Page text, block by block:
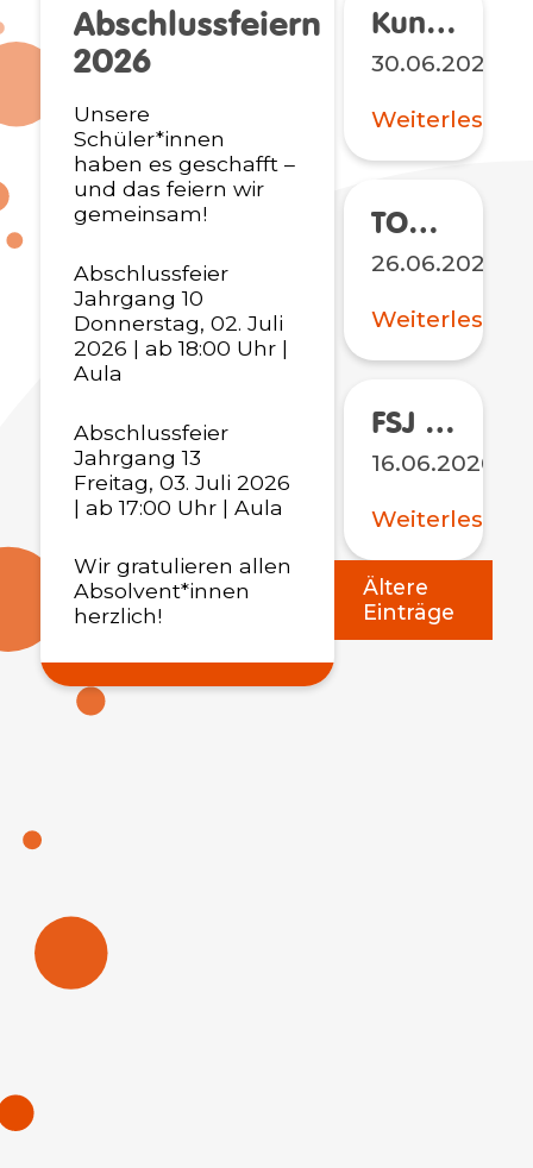
Abschlussfeiern
2026
Unsere
Schüler*innen
haben es geschafft –
und das feiern wir
gemeinsam!
Abschlussfeier
Jahrgang 10
Donnerstag, 02. Juli
2026 | ab 18:00 Uhr |
Aula
Abschlussfeier
Jahrgang 13
Freitag, 03. Juli 2026
| ab 17:00 Uhr | Aula
Wir gratulieren allen
Absolvent*innen
herzlich!
Kunstpioniere Plus
30.06.2026
Weiterlesen
TONALi Festivals 2026
26.06.2026
Weiterlesen
FSJ an der STS Winterhude? Wir suchen dich!
16.06.2026
Weiterlesen
Abschlussfeiern 2026
Ältere
Einträge